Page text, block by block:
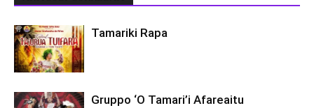
Tamariki Rapa
Gruppo ‘O Tamari’i Afareaitu